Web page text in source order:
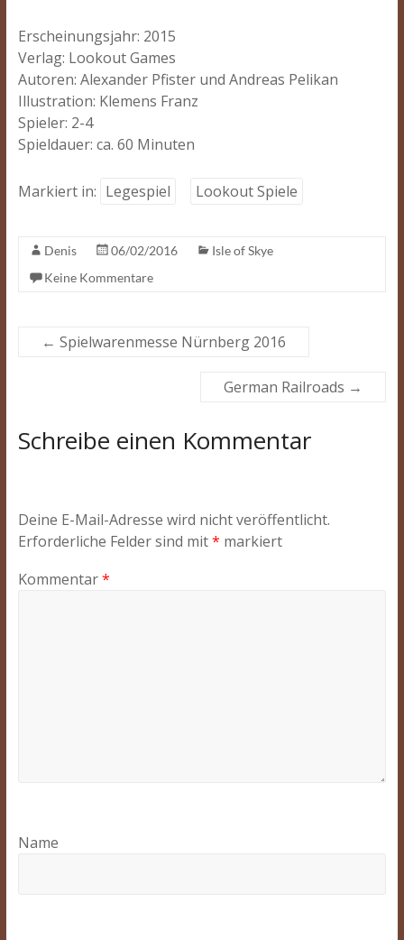
Erscheinungsjahr: 2015
Verlag: Lookout Games
Autoren: Alexander Pfister und Andreas Pelikan
Illustration: Klemens Franz
Spieler: 2-4
Spieldauer: ca. 60 Minuten
Markiert in: Legespiel Lookout Spiele
Denis 06/02/2016
Isle of Skye
Keine Kommentare
← Spielwarenmesse Nürnberg 2016
German Railroads →
Schreibe einen Kommentar
Deine E-Mail-Adresse wird nicht veröffentlicht.
Erforderliche Felder sind mit* markiert
Kommentar*
Name